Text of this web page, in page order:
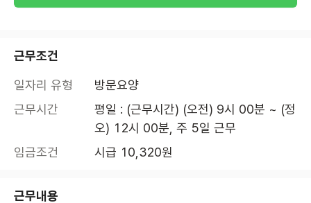
근무조건
일자리 유형
방문요양
근무시간
평일 : (근무시간) (오전) 9시 00분 ~ (정
오) 12시 00분, 주 5일 근무
임금조건
시급 10,320원
근무내용